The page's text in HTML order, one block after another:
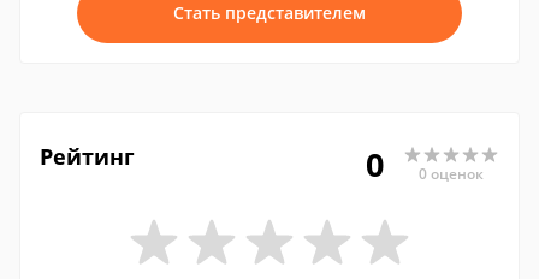
Стать представителем
Рейтинг 0 0 оценок